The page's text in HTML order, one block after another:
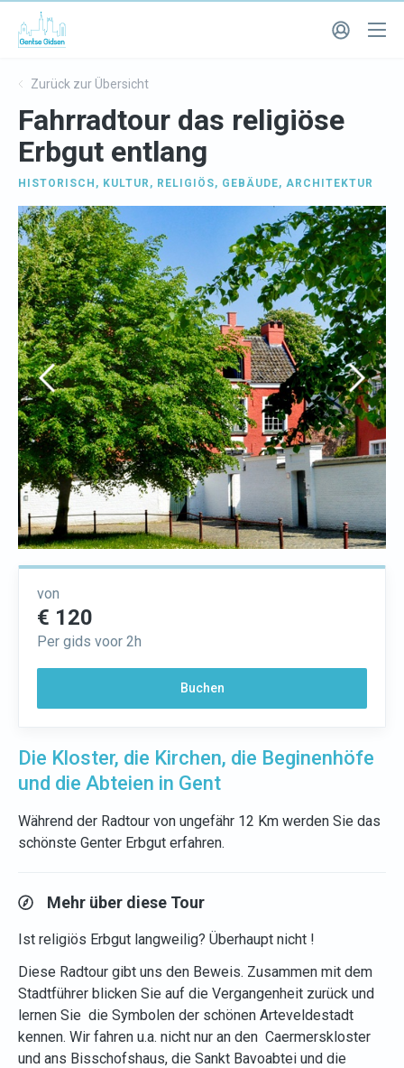
Zurück zur Übersicht
Fahrradtour das religiöse
Erbgut entlang
HISTORISCH , KULTUR , RELIGIÖS, GEBÄUDE, ARCHITEKTUR
von
€ 120
Per gids voor 2h
Buchen
Die Kloster, die Kirchen, die Beginenhöfe
und die Abteien in Gent
Während der Radtour von ungefähr 12 Km werden Sie das
schönste Genter Erbgut erfahren.
Mehr über diese Tour
Ist religiös Erbgut langweilig? Überhaupt nicht !
Diese Radtour gibt uns den Beweis. Zusammen mit dem
Stadtführer blicken Sie auf die Vergangenheit zurück und
lernen Sie die Symbolen der schönen Arteveldestadt
kennen. Wir fahren u.a. nicht nur an den Caermerskloster
und ans Bisschofshaus, die Sankt Bavoabtei und die